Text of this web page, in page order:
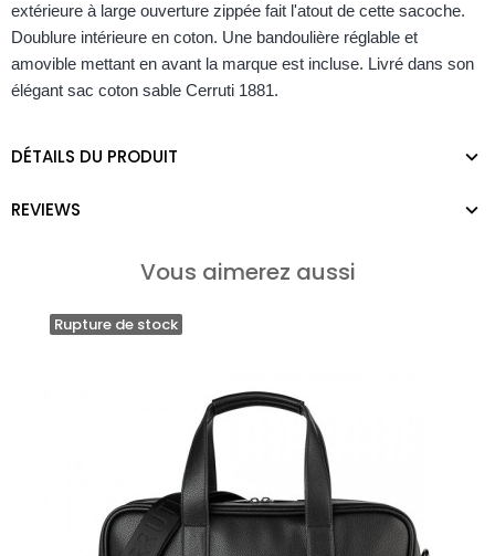
extérieure à large ouverture zippée fait l'atout de cette sacoche.
Doublure intérieure en coton. Une bandoulière réglable et
amovible mettant en avant la marque est incluse. Livré dans son
élégant sac coton sable Cerruti 1881.
DÉTAILS DU PRODUIT
REVIEWS
Vous aimerez aussi
Rupture de stock